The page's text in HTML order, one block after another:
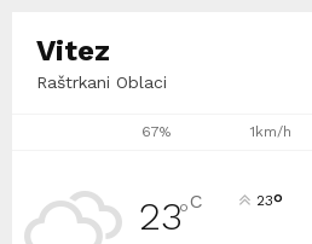
Vitez
Raštrkani Oblaci
67% 1km/h
23°C 23°